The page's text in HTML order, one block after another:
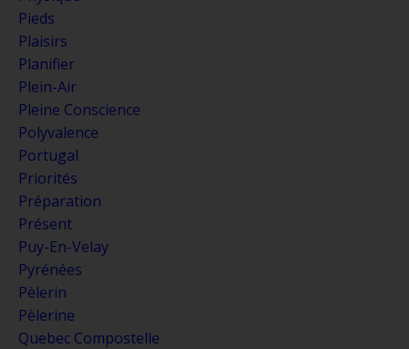
Pieds
Plaisirs
Planifier
Plein-Air
Pleine Conscience
Polyvalence
Portugal
Priorités
Préparation
Présent
Puy-En-Velay
Pyrénées
Pèlerin
Pèlerine
Quebec Compostelle